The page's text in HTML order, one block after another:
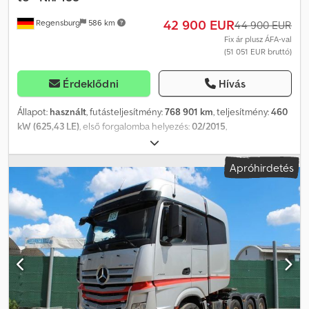
feltételeink érvényesek.
Regensburg 586 km 42 900 EUR44 900 EUR
Fix ár plusz ÁFA-val
(51 051 EUR bruttó)
Érdeklődni Hívás
Állapot: használt, futásteljesítmény:768 901 km, teljesítmény:460
kW (625,43 LE), első forgalomba helyezés:02/2015,
, össztömeg:
3 tengely, fékek:retarder, szín:sárga, hajtástípus:automata,
kibocsátási osztály:Euro 6, Felszereltség:ABS, koromszűrő,
légkondicionálás, állófűtés, Össztömeg: 155 tonna Alvázszám:
WDB9634261L903488 HŰTŐFOLYADÉK-VESZTESÉG – MOTOR JÁR
Saját tömeg: 12.925 kg Német műszaki vizsga esedékes ----
GigaSpace vezetőfülke Retarder, digitális tachográf Automata
klímaberendezés, állófűtés 2 fekhely, rádió-CD Bluetooth
Multifunkciós kormány, útdíjfizetés előkészítés Ülésfűtés,
hűtőszekrény Első tengely laprugós – hátsó tengely légrugós
Tengelytáv: 4.000 mm + 1.350 mm Tengelytáv: 1. – 2. tengely 2.650
mm 900 literes üzemanyagtartály AP tengelyek 2. tengely
Apróhirdetés